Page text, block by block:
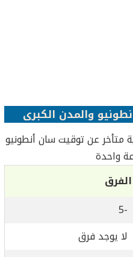
والمدن الكبرى
متأخر عن توقيت سان أنطونيو
واحدة
الفرق
-5
لا يوجد فرق